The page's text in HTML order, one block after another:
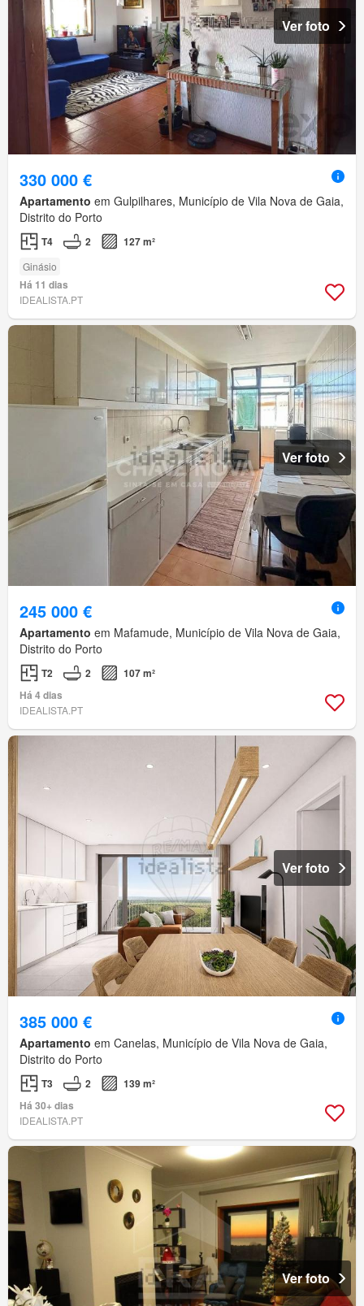
Ver foto
330 000 €
Apartamento em Gulpilhares, Município de Vila Nova de Gaia,
Distrito do Porto
T4 2 127 m²
Ginásio
Há 11 dias
IDEALISTA.PT
Ver foto
245 000 €
Apartamento em Mafamude, Município de Vila Nova de Gaia,
Distrito do Porto
T2 2
107 m²
Há 4 dias
IDEALISTA.PT
Ver foto
385 000 €
Apartamento em Canelas, Município de Vila Nova de Gaia,
Distrito do Porto
T3 2
139 m²
Há 30+ dias
IDEALISTA.PT
Ver foto